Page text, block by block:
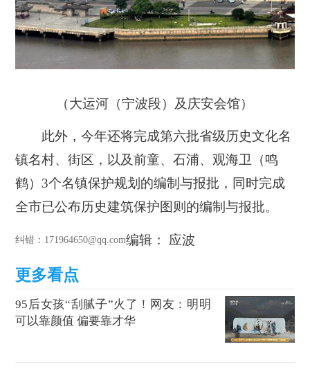
（大运河（宁波段）及庆安会馆）
此外，今年还将完成第六批省级历史文化名
镇名村、街区，以及前童、石浦、观海卫（鸣
鹤）3个名镇保护规划的编制与报批，同时完成
全市已公布历史建筑保护图则的编制与报批。
纠错 ：171964650@qq.com编辑： 应波
95后女孩“刮腻子”火了！网友：明明
可以靠颜值 偏要靠才华